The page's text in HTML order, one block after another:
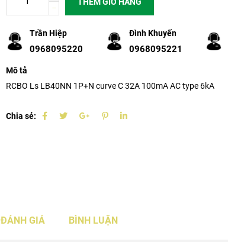
THÊM GIỎ HÀNG
Trần Hiệp
0968095220
Đình Khuyến
0968095221
Mô tả
RCBO Ls LB40NN 1P+N curve C 32A 100mA AC type 6kA
Chia sẻ:
ĐÁNH GIÁ BÌNH LUẬN